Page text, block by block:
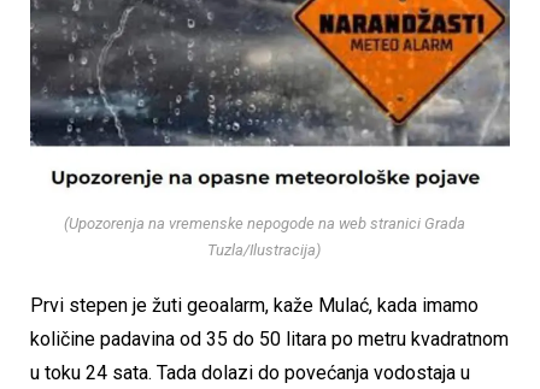
(Upozorenja na vremenske nepogode na web stranici Grada
Tuzla/Ilustracija)
Prvi stepen je žuti geoalarm, kaže Mulać, kada imamo
količine padavina od 35 do 50 litara po metru kvadratnom
u toku 24 sata. Tada dolazi do povećanja vodostaja u